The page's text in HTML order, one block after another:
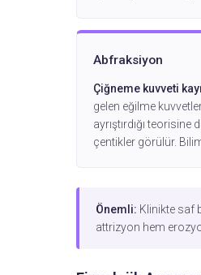
Abfraksiyon
Çiğneme kuvveti
gelen eğilme
ayrıştırdığı teorisine
çentikler görülür.
Önemli: Klinikte saf
attrizyon hem